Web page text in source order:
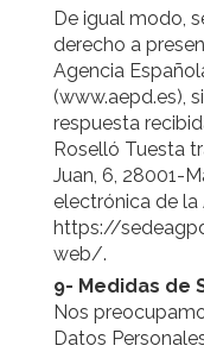
De igual modo,
derecho a
Agencia
(www.aepd.es),
respuesta
Roselló Tuesta
Juan, 6, 28001-
electrónica de la
https://
web/.
9- Medidas de
Nos
Datos